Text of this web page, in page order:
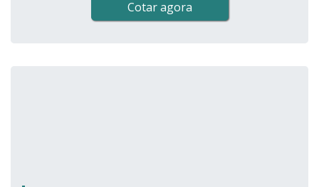
Cotar agora